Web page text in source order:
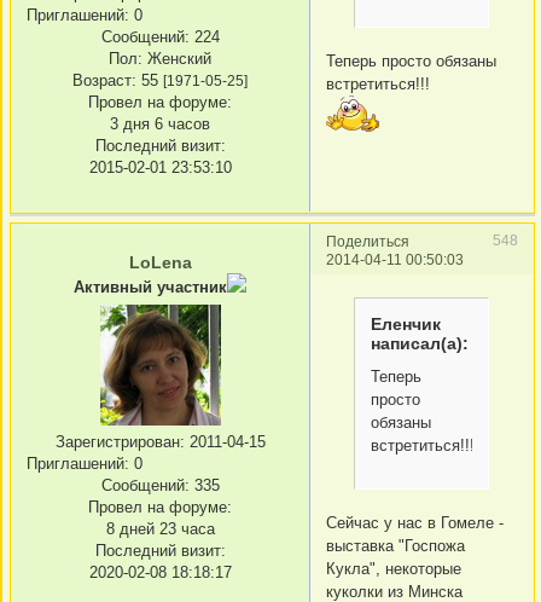
Приглашений: 0
Сообщений: 224
Пол: Женский
Возраст: 55 [1971-05-25]
Провел на форуме:
3 дня 6 часов
Последний визит:
2015-02-01 23:53:10
Теперь просто обязаны
встретиться!!!
Поделиться
548
2014-04-11 00:50:03
LoLena
Активный участник
Зарегистрирован: 2011-04-15
Приглашений: 0
Сообщений: 335
Провел на форуме:
8 дней 23 часа
Последний визит:
2020-02-08 18:18:17
Еленчик
написал(а):
Теперь
просто
обязаны
встретиться!!!
Сейчас у нас в Гомеле -
выставка "Госпожа
Кукла", некоторые
куколки из Минска